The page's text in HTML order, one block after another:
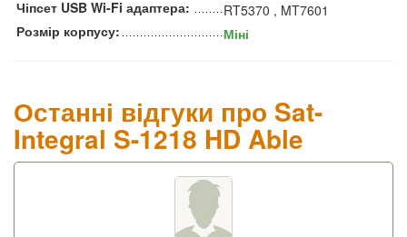
Чіпсет USB Wi-Fi адаптера:
RT5370 , MT7601
Розмір корпусу:
Міні
Останні відгуки про Sat-
Integral S-1218 HD Able